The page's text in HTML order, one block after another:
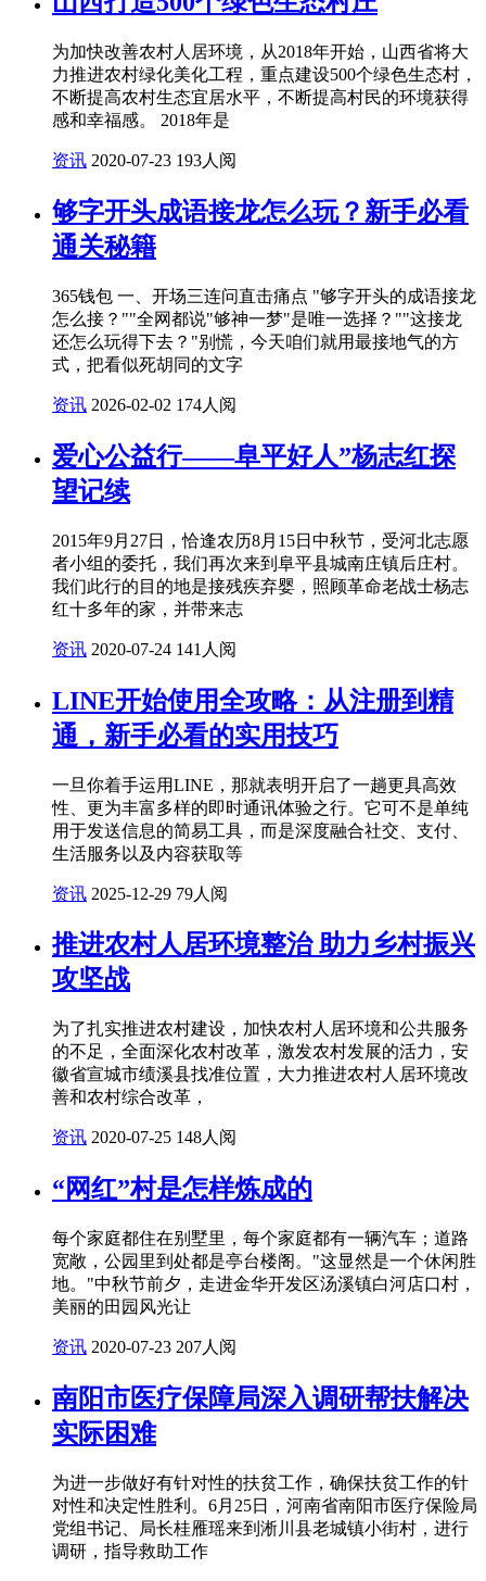
为加快改善农村人居环境，从2018年开始，山西省将大
力推进农村绿化美化工程，重点建设500个绿色生态村，
不断提高农村生态宜居水平，不断提高村民的环境获得
感和幸福感。 2018年是
资讯 2020-07-23 193人阅
够字开头成语接龙怎么玩？新手必看
通关秘籍
365钱包 一、开场三连问直击痛点 "够字开头的成语接龙
怎么接？""全网都说"够神一梦"是唯一选择？""这接龙
还怎么玩得下去？"别慌，今天咱们就用最接地气的方
式，把看似死胡同的文字
资讯 2026-02-02 174人阅
爱心公益行——阜平好人”杨志红探
望记续
2015年9月27日，恰逢农历8月15日中秋节，受河北志愿
者小组的委托，我们再次来到阜平县城南庄镇后庄村。
我们此行的目的地是接残疾弃婴，照顾革命老战士杨志
红十多年的家，并带来志
资讯 2020-07-24 141人阅
LINE开始使用全攻略：从注册到精
通，新手必看的实用技巧
一旦你着手运用LINE，那就表明开启了一趟更具高效
性、更为丰富多样的即时通讯体验之行。它可不是单纯
用于发送信息的简易工具，而是深度融合社交、支付、
生活服务以及内容获取等
资讯 2025-12-29 79人阅
推进农村人居环境整治 助力乡村振兴
攻坚战
为了扎实推进农村建设，加快农村人居环境和公共服务
的不足，全面深化农村改革，激发农村发展的活力，安
徽省宣城市绩溪县找准位置，大力推进农村人居环境改
善和农村综合改革，
资讯 2020-07-25 148人阅
“网红”村是怎样炼成的
每个家庭都住在别墅里，每个家庭都有一辆汽车；道路
宽敞，公园里到处都是亭台楼阁。"这显然是一个休闲胜
地。"中秋节前夕，走进金华开发区汤溪镇白河店口村，
美丽的田园风光让
资讯 2020-07-23 207人阅
南阳市医疗保障局深入调研帮扶解决
实际困难
为进一步做好有针对性的扶贫工作，确保扶贫工作的针
对性和决定性胜利。6月25日，河南省南阳市医疗保险局
党组书记、局长桂雁瑶来到淅川县老城镇小街村，进行
调研，指导救助工作